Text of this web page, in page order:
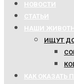
НОВОСТИ
СТАТЬИ
НАШИ
ИЩУТ
КАК ОКАЗАТЬ